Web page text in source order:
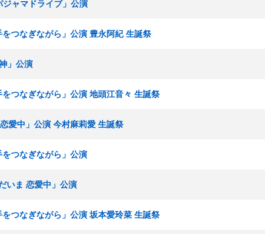
ャマドライブ」公演
つなぎながら」公演 豊永阿紀 生誕祭
」公演
つなぎながら」公演 地頭江音々 生誕祭
愛中」公演 今村麻莉愛 生誕祭
つなぎながら」公演
いま 恋愛中」公演
つなぎながら」公演 坂本愛玲菜 生誕祭